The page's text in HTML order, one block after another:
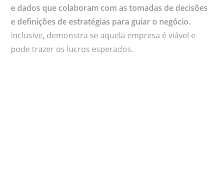
e dados que colaboram com as tomadas de decisões
e definições de estratégias para guiar o negócio.
Inclusive, demonstra se aquela empresa é viável e
pode trazer os lucros esperados.